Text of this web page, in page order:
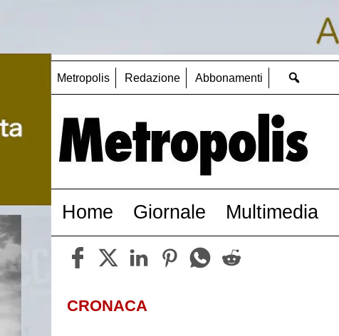
Metropolis Redazione Abbonamenti
Home Giornale Multimedia
CRONACA